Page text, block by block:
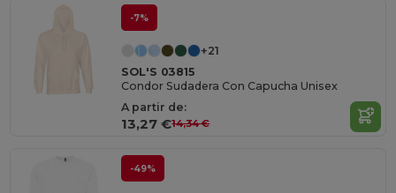
-7%
+21
SOL'S 03815
Condor Sudadera Con Capucha Unisex
A partir de:
13,27 €14,34 €
-49%